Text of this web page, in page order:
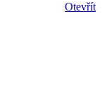
Otevřít